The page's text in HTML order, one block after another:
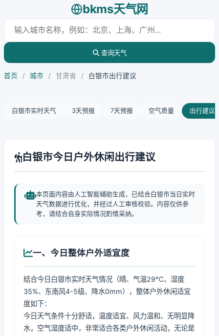
bkms天气网
查询天气
首页 / 城市 / 甘肃省 / 白银市出行建议
白银市实时天气 3天预报 7天预报 空气质量 出行建议
白银市今日户外休闲出行建议
本页面内容由人工智能辅助生成，已结合白银市当日实时
天气数据进行优化，并经过人工审核校验。内容仅供参
考，请结合自身实际情况酌情采纳。
一、今日整体户外适宜度
结合今日白银市实时天气情况（晴、气温29℃、湿度
35%、东南风4-5级、降水0mm），整体户外休闲适宜
度如下：
今日天气条件十分舒适，温度适宜、风力温和、无明显降
水，空气湿度适中，非常适合各类户外休闲活动，无论是